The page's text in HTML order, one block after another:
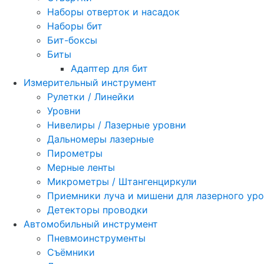
Наборы отверток и насадок
Наборы бит
Бит-боксы
Биты
Адаптер для бит
Измерительный инструмент
Рулетки / Линейки
Уровни
Нивелиры / Лазерные уровни
Дальномеры лазерные
Пирометры
Мерные ленты
Микрометры / Штангенциркули
Приемники луча и мишени для лазерного
Детекторы проводки
Автомобильный инструмент
Пневмоинструменты
Съёмники